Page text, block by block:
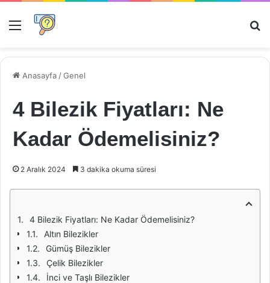
Menü
Anasayfa /Genel
4 Bilezik Fiyatları: Ne
Kadar Ödemelisiniz?
2 Aralık 2024 3 dakika okuma süresi
4 Bilezik Fiyatları: Ne Kadar Ödemelisiniz?
Altın Bilezikler
Gümüş Bilezikler
Çelik Bilezikler
İnci ve Taşlı Bilezikler